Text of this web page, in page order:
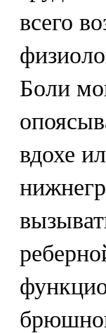
всего
Боли
вдохе